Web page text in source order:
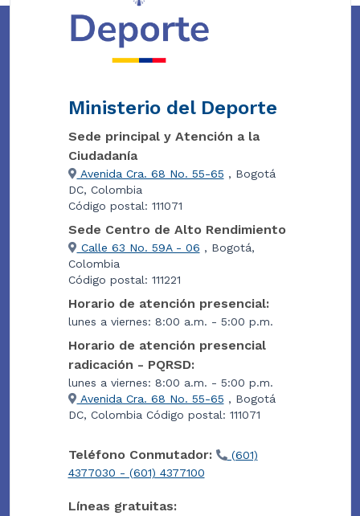
Ministerio del Deporte
Sede principal y Atención a la
Ciudadanía
Avenida Cra. 68 No. 55-65 , Bogotá
DC, Colombia
Código postal: 111071
Sede Centro de Alto Rendimiento
Calle 63 No. 59A - 06 , Bogotá,
Colombia
Código postal: 111221
Horario de atención presencial:
lunes a viernes: 8:00 a.m. - 5:00 p.m.
Horario de atención presencial
radicación - PQRSD:
lunes a viernes: 8:00 a.m. - 5:00 p.m.
Avenida Cra. 68 No. 55-65 , Bogotá
DC, Colombia Código postal: 111071
Teléfono Conmutador:
(601)
4377030 - (601) 4377100
Líneas gratuitas: